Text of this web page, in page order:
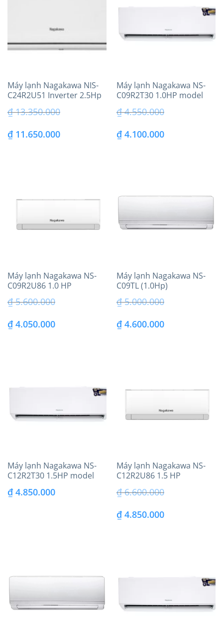
₫ 8.750.000.
Máy lạnh Nagakawa NIS-
C24R2U51 Inverter 2.5Hp
₫13.350.000
Giá
₫11.650.000Giá
Máy lạnh Nagakawa NS-
C09R2T30 1.0HP model
₫4.550.000
Giá
₫4.100.000Giá
₫ 4.100.000.
Máy lạnh Nagakawa NS-
C09R2U86 1.0 HP
(9.000BTU) model 2026
₫5.600.000
Giá
₫4.050.000Giá
₫ 4.050.000.
Máy lạnh Nagakawa NS-
C09TL (1.0Hp)
₫5.000.000
Giá
₫4.600.000Giá
Máy lạnh Nagakawa NS-
C12R2T30 1.5HP model
₫4.850.000
Máy lạnh Nagakawa NS-
C12R2U86 1.5 HP
₫6.600.000
Giá
₫4.850.000Giá
₫ 4.850.000.